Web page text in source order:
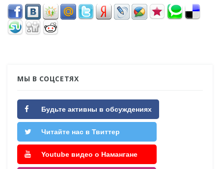
МЫ В СОЦСЕТЯХ
Будьте активны в обсуждениях
Читайте нас в Твиттер
Youtube видео о Намангане